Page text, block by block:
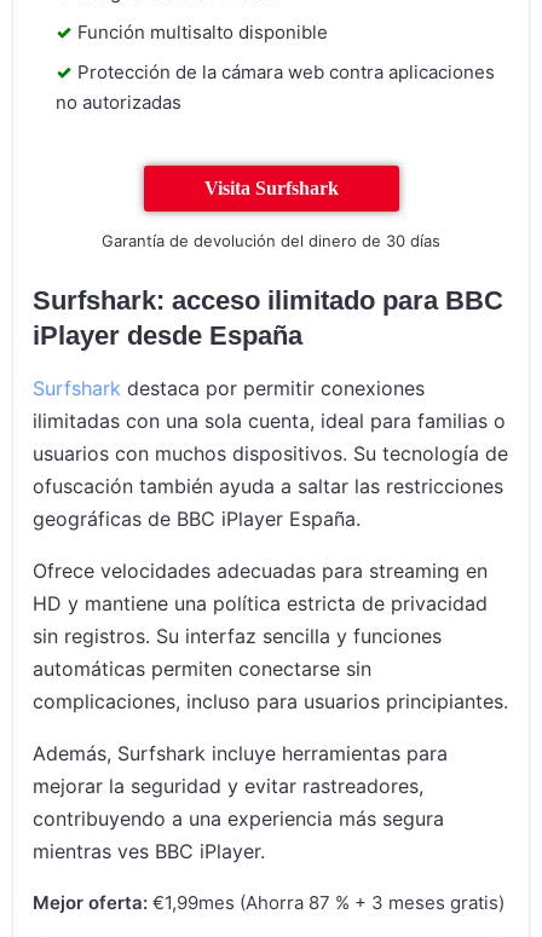
Función multisalto disponible
Protección de la cámara web contra aplicaciones
no autorizadas
Visita Surfshark
Garantía de devolución del dinero de 30 días
Surfshark: acceso ilimitado para BBC
iPlayer desde España
Surfshark destaca por permitir conexiones
ilimitadas con una sola cuenta, ideal para familias o
usuarios con muchos dispositivos. Su tecnología de
ofuscación también ayuda a saltar las restricciones
geográficas de BBC iPlayer España.
Ofrece velocidades adecuadas para streaming en
HD y mantiene una política estricta de privacidad
sin registros. Su interfaz sencilla y funciones
automáticas permiten conectarse sin
complicaciones, incluso para usuarios principiantes.
Además, Surfshark incluye herramientas para
mejorar la seguridad y evitar rastreadores,
contribuyendo a una experiencia más segura
mientras ves BBC iPlayer.
Mejor oferta: €1,99mes (Ahorra 87 % + 3 meses gratis)